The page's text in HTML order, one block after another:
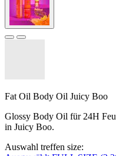
Fat Oil Body Oil Juicy Boo
Glossy Body Oil für 24H
in Juicy Boo.
Auswahl treffen size: